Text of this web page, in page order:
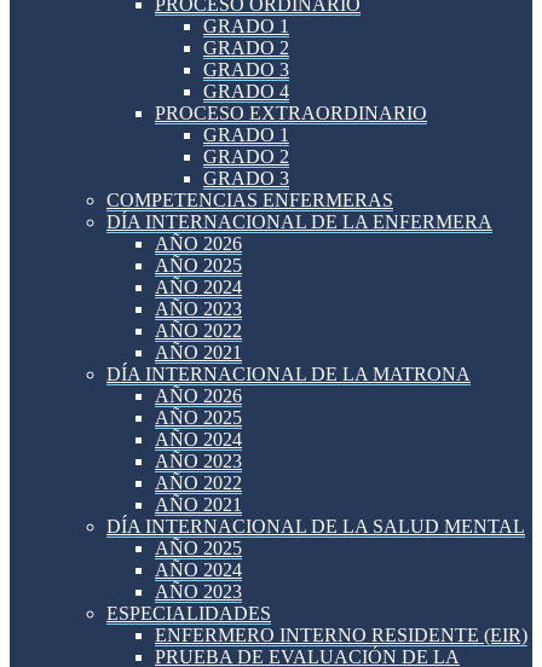
GRADO 1
GRADO 2
GRADO 3
GRADO 4
PROCESO EXTRAORDINARIO
GRADO 1
GRADO 2
GRADO 3
COMPETENCIAS ENFERMERAS
DÍA INTERNACIONAL DE LA ENFERMERA
AÑO 2026
AÑO 2025
AÑO 2024
AÑO 2023
AÑO 2022
AÑO 2021
DÍA INTERNACIONAL DE LA MATRONA
AÑO 2026
AÑO 2025
AÑO 2024
AÑO 2023
AÑO 2022
AÑO 2021
DÍA INTERNACIONAL DE LA SALUD MENTAL
AÑO 2025
AÑO 2024
AÑO 2023
ESPECIALIDADES
ENFERMERO INTERNO RESIDENTE (EIR)
PRUEBA DE EVALUACIÓN DE LA